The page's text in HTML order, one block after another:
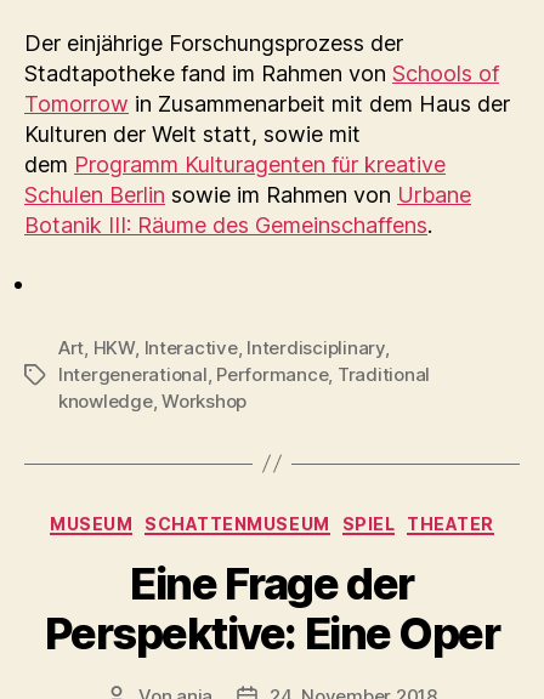
Der einjährige Forschungsprozess der
Stadtapotheke fand im Rahmen von Schools of
Tomorrow in Zusammenarbeit mit dem Haus der
Kulturen der Welt statt, sowie mit
dem Programm Kulturagenten für kreative
Schulen Berlin sowie im Rahmen von Urbane
Botanik III: Räume des Gemeinschaffens.
Schlagwörter
Art HKW, Interactive, Interdisciplinary,
Intergenerational Performance, Traditional
knowledge,Workshop
Kategorien
MUSEUM SCHATTENMUSEUM SPIEL THEATER
Eine Frage der
Perspektive: Eine Oper